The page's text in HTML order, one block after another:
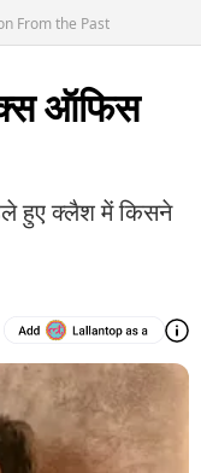
From the Past
ऑफिस
हुए क्लैश में किसने